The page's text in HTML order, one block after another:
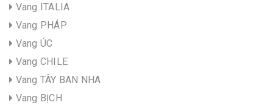
Vang ITALIA
Vang PHÁP
Vang ÚC
Vang CHILE
Vang TÂY BAN NHA
Vang BỊCH